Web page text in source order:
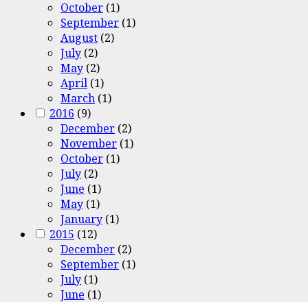
October (1)
September (1)
August (2)
July (2)
May (2)
April (1)
March (1)
2016 (9)
December (2)
November (1)
October (1)
July (2)
June (1)
May (1)
January (1)
2015 (12)
December (2)
September (1)
July (1)
June (1)